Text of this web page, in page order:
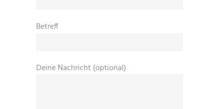
Betreff
Deine Nachricht (optional)